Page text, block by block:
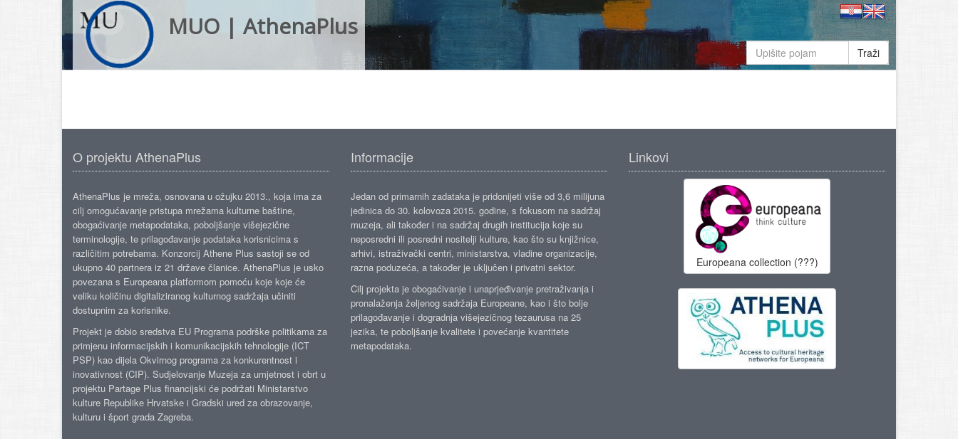
MUO | AthenaPlus
Traži
O projektu AthenaPlus
AthenaPlus je mreža, osnovana u ožujku 2013., koja ima za
cilj omogućavanje pristupa mrežama kulturne baštine,
obogaćivanje metapodataka, poboljšanje višejezične
terminologije, te prilagođavanje podataka korisnicima s
različitim potrebama. Konzorcij Athene Plus sastoji se od
ukupno 40 partnera iz 21 države članice. AthenaPlus je usko
povezana s Europeana platformom pomoću koje koje će
veliku količinu digitaliziranog kulturnog sadržaja učiniti
dostupnim za korisnike.
Projekt je dobio sredstva EU Programa podrške politikama za
primjenu informacijskih i komunikacijskih tehnologije (ICT
PSP) kao dijela Okvirnog programa za konkurentnost i
inovativnost (CIP). Sudjelovanje Muzeja za umjetnost i obrt u
projektu Partage Plus financijski će podržati Ministarstvo
kulture Republike Hrvatske i Gradski ured za obrazovanje,
kulturu i šport grada Zagreba.
Informacije
Jedan od primarnih zadataka je pridonijeti više od 3,6 milijuna
jedinica do 30. kolovoza 2015. godine, s fokusom na sadržaj
muzeja, ali također i na sadržaj drugih institucija koje su
neposredni ili posredni nositelji kulture, kao što su knjižnice,
arhivi, istraživački centri, ministarstva, vladine organizacije,
razna poduzeća, a također je uključen i privatni sektor.
Cilj projekta je obogaćivanje i unaprjeđivanje pretraživanja i
pronalaženja željenog sadržaja Europeane, kao i što bolje
prilagođavanje i dogradnja višejezičnog tezaurusa na 25
jezika, te poboljšanje kvalitete i povećanje kvantitete
metapodataka.
Linkovi
Europeana collection (???)